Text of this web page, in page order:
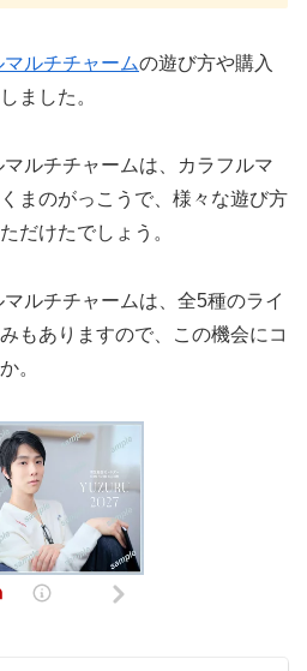
ルチチャームの遊び方や購入
ました。
ルチチャームは、カラフルマ
まのがっこうで、様々な遊び方
だけたでしょう。
ルチチャームは、全5種のライ
もありますので、この機会にコ
。